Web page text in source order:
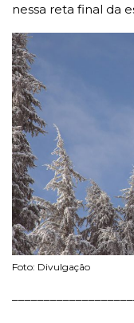
nessa reta final da
Foto: Divulgação